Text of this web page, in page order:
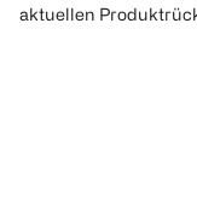
aktuellen